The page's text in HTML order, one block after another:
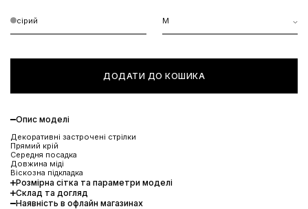
сірий M
ДОДАТИ ДО КОШИКА
Опис моделі
Декоративні застрочені стрілки
Прямий крій
Середня посадка
Довжина міді
Віскозна підкладка
Розмірна сітка та параметри моделі
Склад та догляд
Наявність в офлайн магазинах